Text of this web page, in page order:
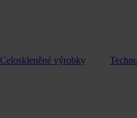
Celoskleněné výrobky